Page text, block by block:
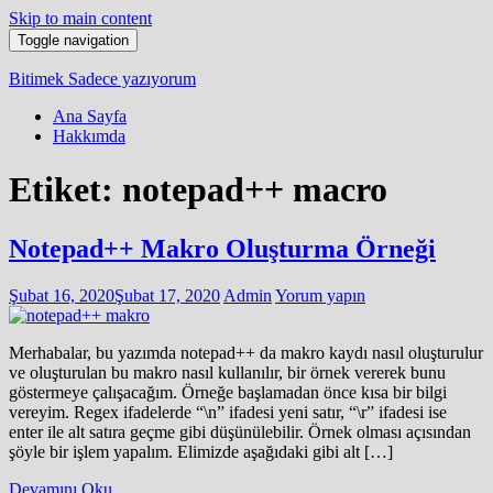
Skip to main content
Toggle navigation
Bitimek Sadece yazıyorum
Ana Sayfa
Hakkımda
Etiket: notepad++ macro
Notepad++ Makro Oluşturma Örneği
Şubat 16, 2020Şubat 17, 2020 Admin Yorum yapın
Merhabalar, bu yazımda notepad++ da makro kaydı nasıl oluşturulur
ve oluşturulan bu makro nasıl kullanılır, bir örnek vererek bunu
göstermeye çalışacağım. Örneğe başlamadan önce kısa bir bilgi
vereyim. Regex ifadelerde “\n” ifadesi yeni satır, “\r” ifadesi ise
enter ile alt satıra geçme gibi düşünülebilir. Örnek olması açısından
şöyle bir işlem yapalım. Elimizde aşağıdaki gibi alt […]
Devamını Oku